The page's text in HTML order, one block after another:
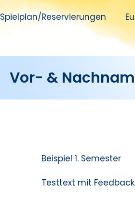
Spielplan/Reservierungen
Vor- &
Beispiel 1. Semester
Testtext mit Feedback